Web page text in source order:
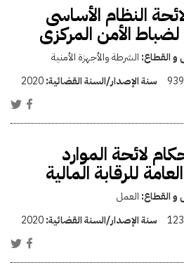
النظام الأساسى
الأمن المركزى
و القطاع: الشرطة والأجهزة الأمنية
939 سنة الإصدار/السنة القضائية:2020
لائحة الموارد
للرقابة المالية
و القطاع: العمل
123 سنة الإصدار/السنة القضائية:2020